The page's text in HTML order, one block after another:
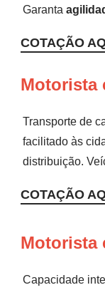
Garanta
COTAÇÃO
Motorista
Transporte de
facilitado às
distribuição.
COTAÇÃO
Motorista
Capacidade